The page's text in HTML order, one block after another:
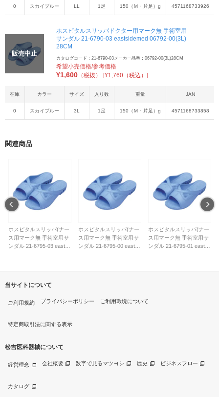
0 スカイブルー LL 1足 150（Ｍ・片足）g 4571168733926
販売中止
ホスピタルスリッパドクター用マーク無 手術室用
サンダル 21-6790-03 eastsidemed 06792-00(3L)
28CM
カタログコード：21-6790-03 メーカー品番：06792-00(3L)28CM
希望小売価格/参考価格
¥1,600 （税抜） [¥1,760（税込）]
在庫 カラー サイズ 入り数 重量 JAN
0 スカイブルー 3L 1足 150（Ｍ・片足）g 4571168733858
関連商品
ホスピタルスリッパ(ナー
ス用マーク無 手術室用サ
ンダル 21-6795-03 eastsi
ホスピタルスリッパ(ナー
ス用マーク無 手術室用サ
ンダル 21-6795-00 eastsi
ホスピタルスリッパ(ナー
ス用マーク無 手術室用サ
ンダル 21-6795-01 eastsi
当サイトについて
ご利用規約 プライバシーポリシー ご利用環境について
特定商取引法に関する表示
松吉医科器械について
経営理念 会社概要 数字で見るマツヨシ 歴史 ビジネスフロー
カタログ